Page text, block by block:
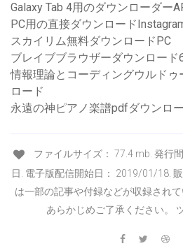
Galaxy Tab 4用のダウンローダー
PC用の直接ダウンロード
スカイリム無料ダウンロードPC
ブレイブブラウザーダウンロード
情報理論とコーディングウルド
ロード
永遠の神ピアノ楽譜pdfダウンロ
ファイルサイズ： 77.4 mb. 発行
日. 電子版配信開始日： 2019/01/18.
は一部の記事や付録などが収録され
あらかじめご了承ください。